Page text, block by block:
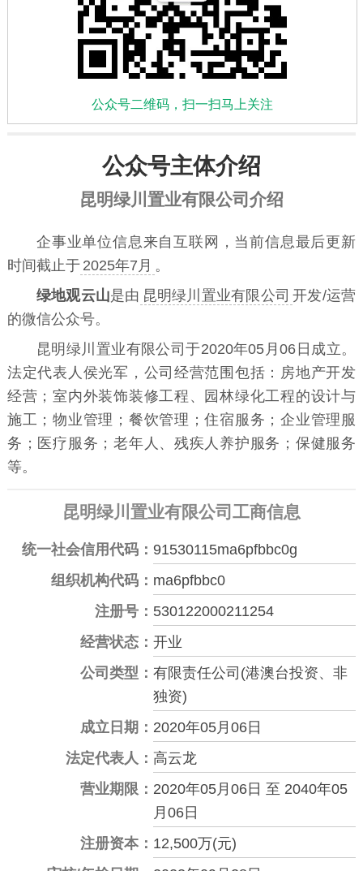
公众号二维码，扫一扫马上关注
公众号主体介绍
昆明绿川置业有限公司介绍
企事业单位信息来自互联网，当前信息最后更新
时间截止于 2025年7月 。
绿地观云山是由 昆明绿川置业有限公司 开发/运营
的微信公众号。
昆明绿川置业有限公司于2020年05月06日成立。
法定代表人侯光军，公司经营范围包括：房地产开发
经营；室内外装饰装修工程、园林绿化工程的设计与
施工；物业管理；餐饮管理；住宿服务；企业管理服
务；医疗服务；老年人、残疾人养护服务；保健服务
等。
昆明绿川置业有限公司工商信息
统一社会信用代码： 91530115ma6pfbbc0g
组织机构代码： ma6pfbbc0
注册号： 530122000211254
经营状态： 开业
公司类型： 有限责任公司(港澳台投资、非
独资)
成立日期： 2020年05月06日
法定代表人： 高云龙
营业期限： 2020年05月06日 至 2040年05
月06日
注册资本： 12,500万(元)